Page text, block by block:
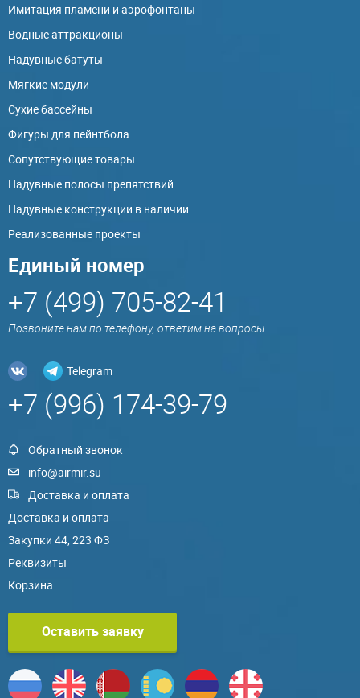
Имитация пламени и аэрофонтаны
Водные аттракционы
Надувные батуты
Мягкие модули
Сухие бассейны
Фигуры для пейнтбола
Сопутствующие товары
Надувные полосы препятствий
Надувные конструкции в наличии
Реализованные проекты
Единый номер
+7 (499) 705-82-41
Позвоните нам по телефону, ответим на вопросы
Telegram
+7 (996) 174-39-79
Обратный звонок
info@airmir.su
Доставка и оплата
Доставка и оплата
Закупки 44, 223 ФЗ
Реквизиты
Корзина
Оставить заявку